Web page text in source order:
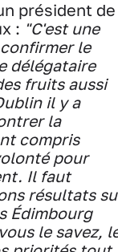
président de
: "C'est une
le
délégataire
fruits aussi
il y a
la
compris
pour
Il faut
résultats
Édimbourg
le savez,